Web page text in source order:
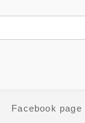
Facebook page